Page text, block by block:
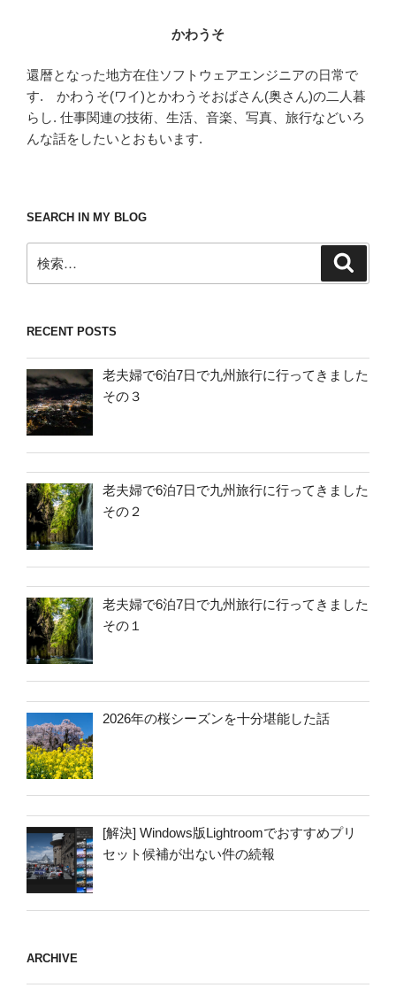
かわうそ
還暦となった地方在住ソフトウェアエンジニアの日常で
す. かわうそ(ワイ)とかわうそおばさん(奥さん)の二人暮
らし. 仕事関連の技術、生活、音楽、写真、旅行などいろ
んな話をしたいとおもいます.
SEARCH IN MY BLOG
索:
RECENT POSTS
老夫婦で6泊7日で九州旅行に行ってきました
その３
老夫婦で6泊7日で九州旅行に行ってきました
その２
老夫婦で6泊7日で九州旅行に行ってきました
その１
2026年の桜シーズンを十分堪能した話
[解決] Windows版Lightroomでおすすめプリ
セット候補が出ない件の続報
ARCHIVE